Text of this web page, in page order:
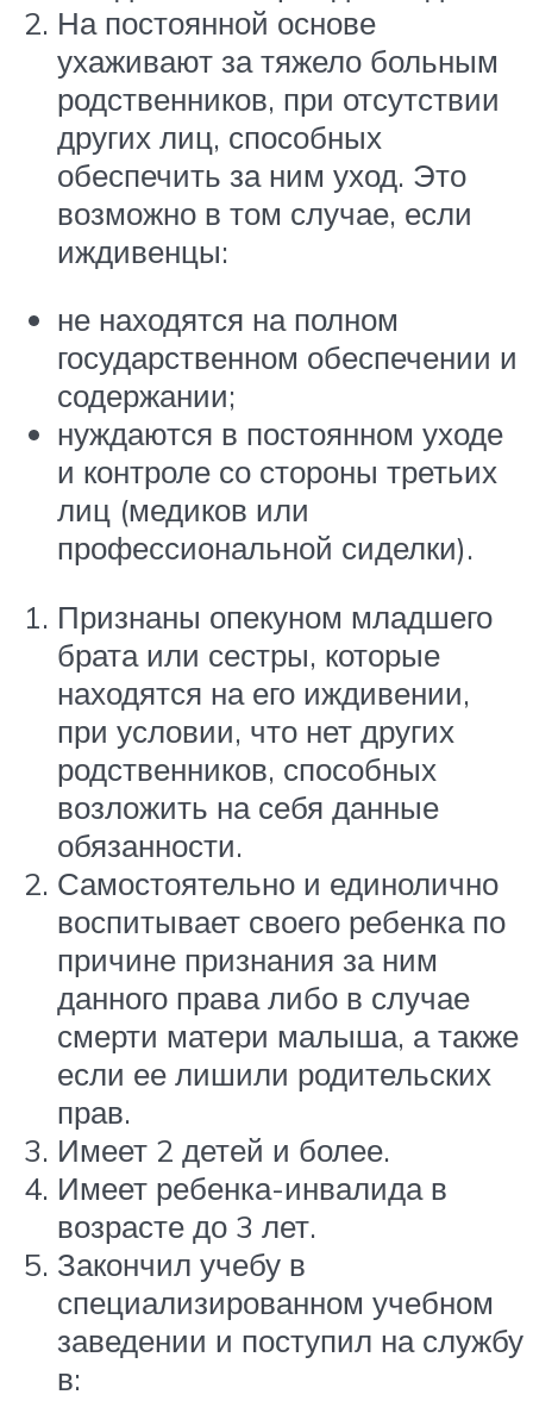
На постоянной основе
ухаживают за тяжело больным
родственников, при отсутствии
других лиц, способных
обеспечить за ним уход. Это
возможно в том случае, если
иждивенцы:
не находятся на полном
государственном обеспечении и
содержании;
нуждаются в постоянном уходе
и контроле со стороны третьих
лиц (медиков или
профессиональной сиделки).
Признаны опекуном младшего
брата или сестры, которые
находятся на его иждивении,
при условии, что нет других
родственников, способных
возложить на себя данные
обязанности.
Самостоятельно и единолично
воспитывает своего ребенка по
причине признания за ним
данного права либо в случае
смерти матери малыша, а также
если ее лишили родительских
прав.
Имеет 2 детей и более.
Имеет ребенка-инвалида в
возрасте до 3 лет.
Закончил учебу в
специализированном учебном
заведении и поступил на службу
в: